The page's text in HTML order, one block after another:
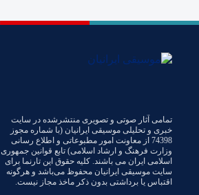
تمامی آثار صوتی و تصویری منتشرشده در سایت
خبری و تحلیلی موسیقی ایرانیان (با شماره مجوز
74398 از معاونت امور مطبوعاتی و اطلاع رسانی
وزارت فرهنگ و ارشاد اسلامی) تابع قوانین جمهوری
اسلامی ایران می باشند. کلیه حقوق این تارنما برای
سایت موسیقی ایرانیان محفوظ می‌باشد و هرگونه
اقتباس یا برداشتی بدون ذکر ماخذ مجاز نیست.